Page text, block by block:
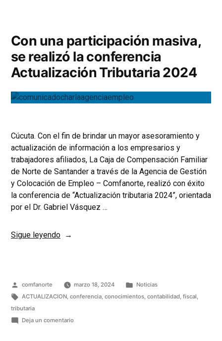
Con una participación masiva,
se realizó la conferencia
Actualización Tributaria 2024
Cúcuta. Con el fin de brindar un mayor asesoramiento y
actualización de información a los empresarios y
trabajadores afiliados, La Caja de Compensación Familiar
de Norte de Santander a través de la Agencia de Gestión
y Colocación de Empleo – Comfanorte, realizó con éxito
la conferencia de “Actualización tributaria 2024”, orientada
por el Dr. Gabriel Vásquez …
Sigue leyendo
comfanorte marzo 18, 2024
Noticias
ACTUALIZACION, conferencia, conocimientos, contabilidad, fiscal,
tributaria
Deja un comentario